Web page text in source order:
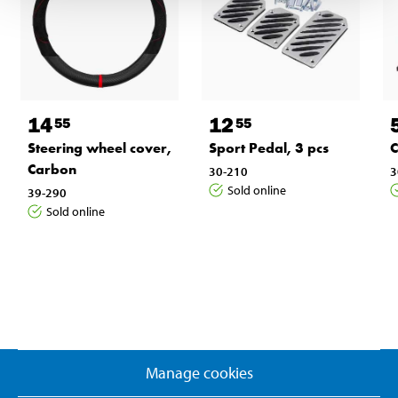
1455
Steering wheel cover,
Carbon
39-290
Sold online
1255
Sport Pedal, 3 pcs
30-210
Sold online
Manage cookies